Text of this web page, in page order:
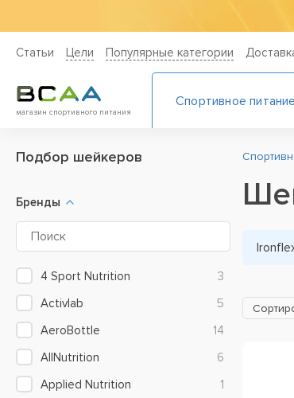
Статьи Цели Популярные категории
магазин спортивного питания
Спортивное питание
Подбор шейкеров
Бренды
4 Sport Nutrition
3
Activlab
5
AeroBottle
14
AllNutrition
6
Applied Nutrition
1